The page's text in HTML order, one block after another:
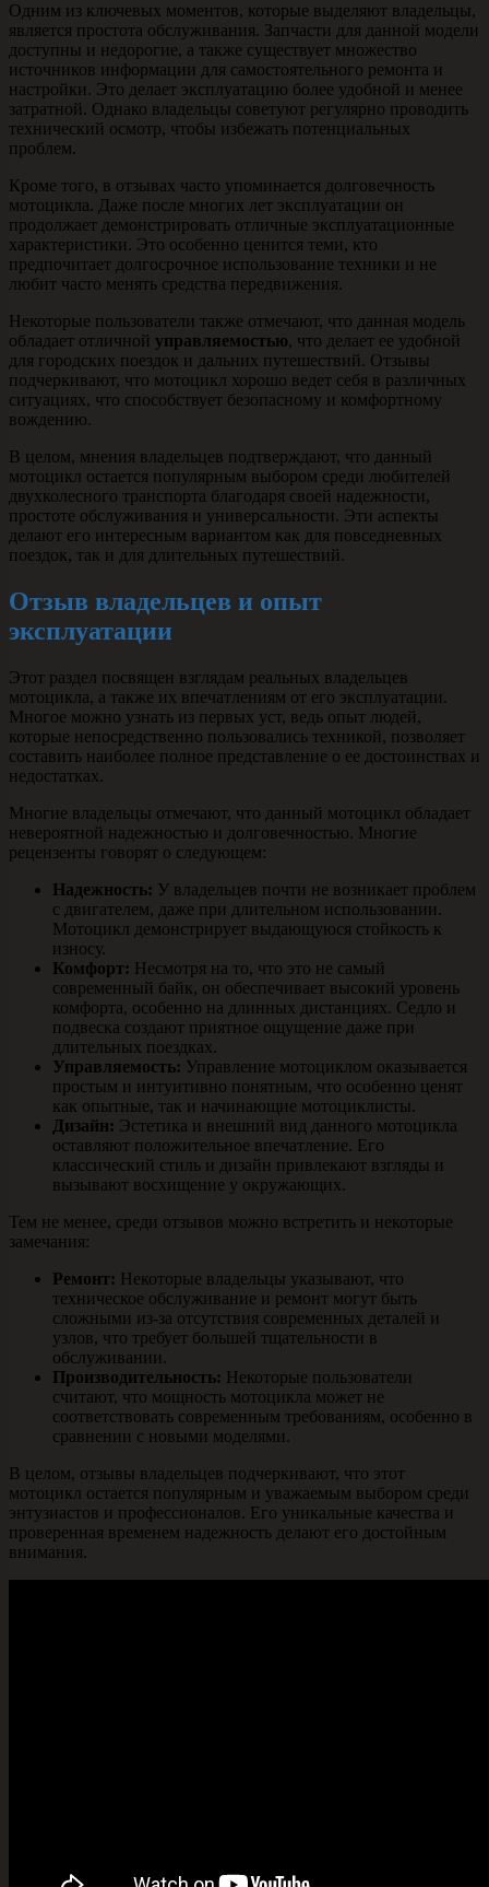
Одним из ключевых моментов, которые выделяют владельцы,
является простота обслуживания. Запчасти для данной модели
доступны и недорогие, а также существует множество
источников информации для самостоятельного ремонта и
настройки. Это делает эксплуатацию более удобной и менее
затратной. Однако владельцы советуют регулярно проводить
технический осмотр, чтобы избежать потенциальных
проблем.
Кроме того, в отзывах часто упоминается долговечность
мотоцикла. Даже после многих лет эксплуатации он
продолжает демонстрировать отличные эксплуатационные
характеристики. Это особенно ценится теми, кто
предпочитает долгосрочное использование техники и не
любит часто менять средства передвижения.
Некоторые пользователи также отмечают, что данная модель
обладает отличной управляемостью, что делает ее удобной
для городских поездок и дальних путешествий. Отзывы
подчеркивают, что мотоцикл хорошо ведет себя в различных
ситуациях, что способствует безопасному и комфортному
вождению.
В целом, мнения владельцев подтверждают, что данный
мотоцикл остается популярным выбором среди любителей
двухколесного транспорта благодаря своей надежности,
простоте обслуживания и универсальности. Эти аспекты
делают его интересным вариантом как для повседневных
поездок, так и для длительных путешествий.
Отзыв владельцев и опыт
эксплуатации
Этот раздел посвящен взглядам реальных владельцев
мотоцикла, а также их впечатлениям от его эксплуатации.
Многое можно узнать из первых уст, ведь опыт людей,
которые непосредственно пользовались техникой, позволяет
составить наиболее полное представление о ее достоинствах и
недостатках.
Многие владельцы отмечают, что данный мотоцикл обладает
невероятной надежностью и долговечностью. Многие
рецензенты говорят о следующем:
Надежность: У владельцев почти не возникает проблем
с двигателем, даже при длительном использовании.
Мотоцикл демонстрирует выдающуюся стойкость к
износу.
Комфорт: Несмотря на то, что это не самый
современный байк, он обеспечивает высокий уровень
комфорта, особенно на длинных дистанциях. Седло и
подвеска создают приятное ощущение даже при
длительных поездках.
Управляемость: Управление мотоциклом оказывается
простым и интуитивно понятным, что особенно ценят
как опытные, так и начинающие мотоциклисты.
Дизайн: Эстетика и внешний вид данного мотоцикла
оставляют положительное впечатление. Его
классический стиль и дизайн привлекают взгляды и
вызывают восхищение у окружающих.
Тем не менее, среди отзывов можно встретить и некоторые
замечания:
Ремонт: Некоторые владельцы указывают, что
техническое обслуживание и ремонт могут быть
сложными из-за отсутствия современных деталей и
узлов, что требует большей тщательности в
обслуживании.
Производительность: Некоторые пользователи
считают, что мощность мотоцикла может не
соответствовать современным требованиям, особенно в
сравнении с новыми моделями.
В целом, отзывы владельцев подчеркивают, что этот
мотоцикл остается популярным и уважаемым выбором среди
энтузиастов и профессионалов. Его уникальные качества и
проверенная временем надежность делают его достойным
внимания.